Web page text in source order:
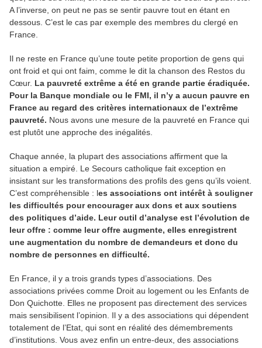
A l’inverse, on peut ne pas se sentir pauvre tout en étant en
dessous. C’est le cas par exemple des membres du clergé en
France.
Il ne reste en France qu’une toute petite proportion de gens qui
ont froid et qui ont faim, comme le dit la chanson des Restos du
Cœur. La pauvreté extrême a été en grande partie éradiquée.
Pour la Banque mondiale ou le FMI, il n’y a aucun pauvre en
France au regard des critères internationaux de l’extrême
pauvreté. Nous avons une mesure de la pauvreté en France qui
est plutôt une approche des inégalités.
Chaque année, la plupart des associations affirment que la
situation a empiré. Le Secours catholique fait exception en
insistant sur les transformations des profils des gens qu’ils voient.
C’est compréhensible : les associations ont intérêt à souligner
les difficultés pour encourager aux dons et aux soutiens
des politiques d’aide. Leur outil d’analyse est l’évolution de
leur offre : comme leur offre augmente, elles enregistrent
une augmentation du nombre de demandeurs et donc du
nombre de personnes en difficulté.
En France, il y a trois grands types d’associations. Des
associations privées comme Droit au logement ou les Enfants de
Don Quichotte. Elles ne proposent pas directement des services
mais sensibilisent l’opinion. Il y a des associations qui dépendent
totalement de l’Etat, qui sont en réalité des démembrements
d’institutions. Vous avez enfin un entre-deux, des associations